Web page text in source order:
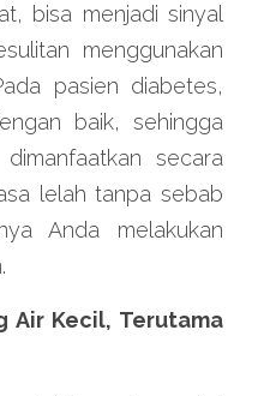
bisa menjadi sinyal
menggunakan
pasien diabetes,
baik, sehingga
secara
lelah tanpa sebab
Anda melakukan
Air Kecil, Terutama